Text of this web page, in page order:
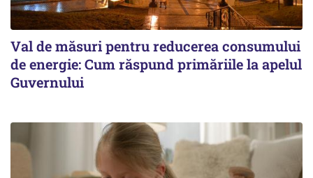
Val de măsuri pentru reducerea consumului
de energie: Cum răspund primăriile la apelul
Guvernului